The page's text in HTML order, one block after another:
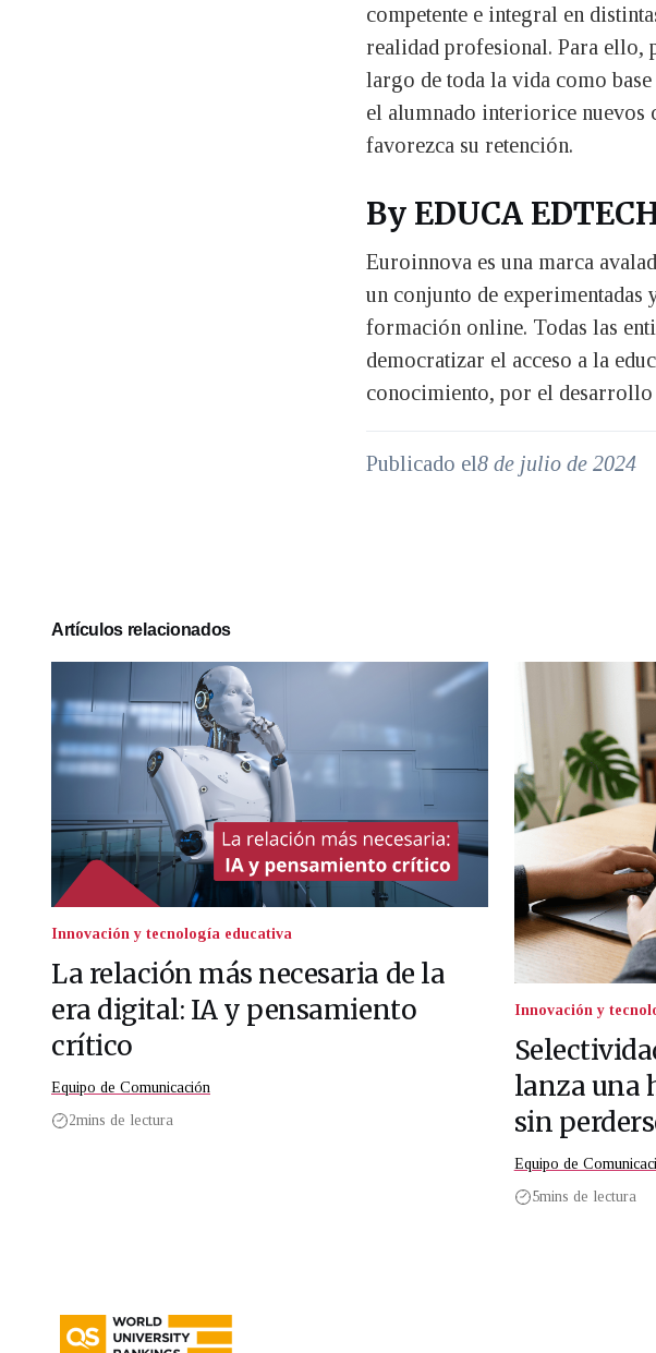
competente e integral en
realidad profesional. Para ello,
largo de toda la vida como
el alumnado interiorice nuevos
favorezca su retención.
By EDUCA
Euroinnova es una marca
un conjunto de experimentadas
formación online. Todas las
democratizar el acceso a la
conocimiento, por el
Publicado el8 de julio de 2024
Artículos relacionados
Innovación y tecnología educativa
La relación más necesaria de la
era digital: IA y pensamiento
crítico
Equipo de Comunicación
2mins de lectura
Innovación y
lanza una
sin
Equipo de
5mins de lectura